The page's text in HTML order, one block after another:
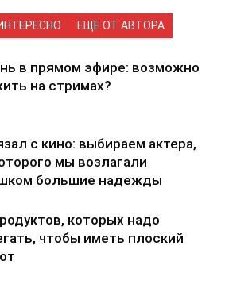
ЕЩЕ ОТ АВТОРА
в прямом эфире: возможно
на стримах?
с кино: выбираем актера,
мы возлагали
большие надежды
которых надо
чтобы иметь плоский